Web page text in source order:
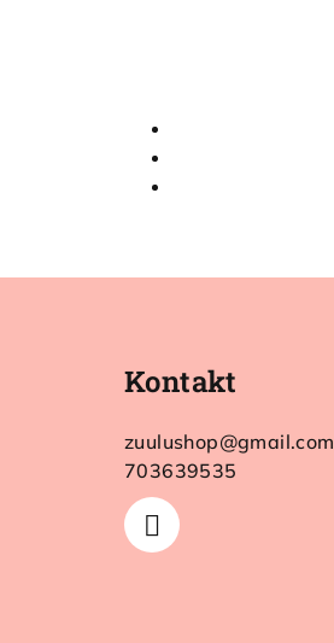
Kontakt
zuulushop@gmail.com
703639535